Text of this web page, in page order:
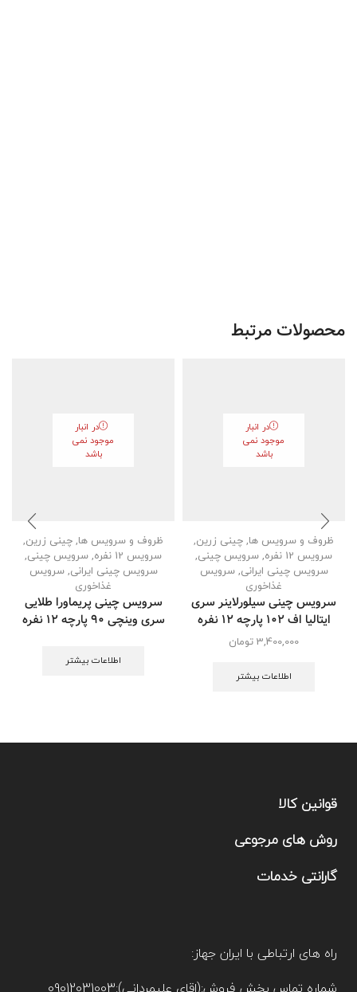
محصولات مرتبط
در انبار
موجود نمی
باشد
ظروف و سرویس ها, چینی زرین,
سرویس 12 نفره
, سرویس چینی,
سرویس چینی ایرانی,سرویس
غذاخوری
سرویس چینی سیلورلاینر سری
ایتالیا اف 102 پارچه ۱۲ نفره
3,400,000 تومان
اطلاعات بیشتر
در انبار
موجود نمی
باشد
ظروف و سرویس ها, چینی زرین,
سرویس 12 نفره
, سرویس چینی,
سرویس چینی ایرانی,سرویس
غذاخوری
سرویس چینی پریماورا طلایی
سری وینچی 90 پارچه ۱۲ نفره
اطلاعات بیشتر
قوانین کالا
روش های مرجوعی
گارانتی خدمات
راه های ارتباطی با ایران جهاز: